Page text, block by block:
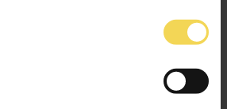
hogy engedd meg
használatát. Természetesen
nem fogunk visszaélni ezzel
a döntésed ezzel
fontos: mi történik
akik 18 évesen kilépnek az
kihívásával?